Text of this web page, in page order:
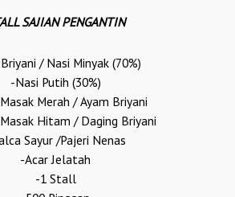
SAJIAN PENGANTIN
/ Nasi Minyak (70%)
-Nasi Putih (30%)
Merah / Ayam Briyani
Hitam / Daging Briyani
Sayur /Pajeri Nenas
-Acar Jelatah
-1 Stall